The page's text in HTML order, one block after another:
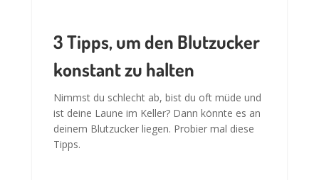
3 Tipps, um den Blutzucker
konstant zu halten
Nimmst du schlecht ab, bist du oft müde und
ist deine Laune im Keller? Dann könnte es an
deinem Blutzucker liegen. Probier mal diese
Tipps.